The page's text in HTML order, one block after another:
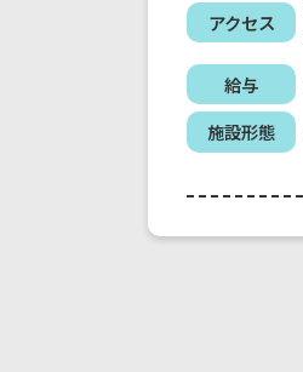
アクセス
給与
施設形態